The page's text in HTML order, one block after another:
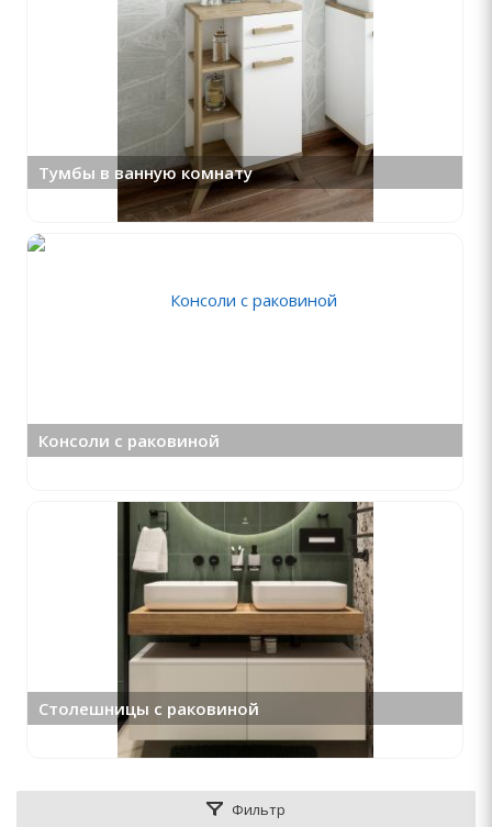
Тумбы в ванную комнату
Консоли с раковиной
Столешницы с раковиной
Фильтр